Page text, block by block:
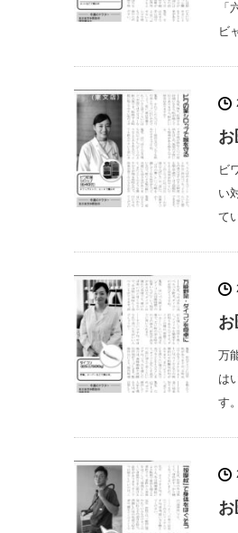
ビ
ビ
い
て
万
は
す